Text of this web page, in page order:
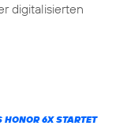
digitalisierten
HONOR 6X STARTET